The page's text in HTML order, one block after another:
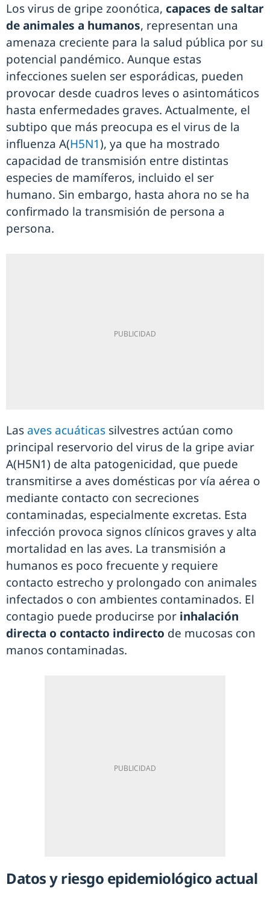
Los virus de gripe zoonótica, capaces de saltar
de animales a humanos, representan una
amenaza creciente para la salud pública por su
potencial pandémico. Aunque estas
infecciones suelen ser esporádicas, pueden
provocar desde cuadros leves o asintomáticos
hasta enfermedades graves. Actualmente, el
subtipo que más preocupa es el virus de la
influenza A(H5N1), ya que ha mostrado
capacidad de transmisión entre distintas
especies de mamíferos, incluido el ser
humano. Sin embargo, hasta ahora no se ha
confirmado la transmisión de persona a
persona.
Las aves acuáticas silvestres actúan como
principal reservorio del virus de la gripe aviar
A(H5N1) de alta patogenicidad, que puede
transmitirse a aves domésticas por vía aérea o
mediante contacto con secreciones
contaminadas, especialmente excretas. Esta
infección provoca signos clínicos graves y alta
mortalidad en las aves. La transmisión a
humanos es poco frecuente y requiere
contacto estrecho y prolongado con animales
infectados o con ambientes contaminados. El
contagio puede producirse por inhalación
directa o contacto indirecto de mucosas con
manos contaminadas.
Datos y riesgo epidemiológico actual